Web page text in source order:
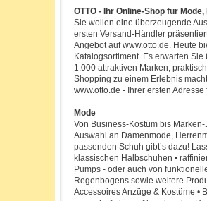
OTTO - Ihr Online-Shop für
Sie wollen eine überzeugende
ersten Versand-Händler
Angebot auf www.otto.de. Heute
Katalogsortiment. Es erwarten
1.000 attraktiven Marken,
Shopping zu einem Erlebnis
www.otto.de - Ihrer ersten
Mode
Von Business-Kostüm bis
Auswahl an Damenmode,
passenden Schuh gibt’s dazu!
klassischen Halbschuhen •
Pumps - oder auch von
Regenbogens sowie weitere
Accessoires Anzüge & Kostüme •